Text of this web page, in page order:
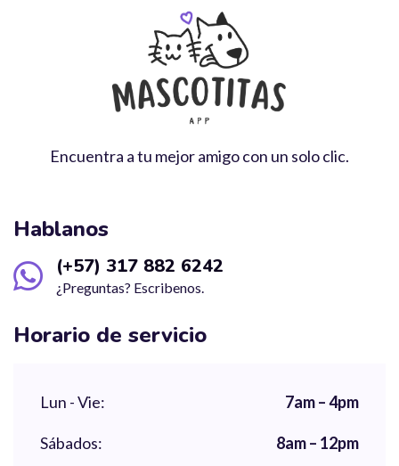
Encuentra a tu mejor amigo con un solo clic.
Hablanos
(+57) 317 882 6242
¿Preguntas? Escribenos.
Horario de servicio
Lun - Vie: 7am – 4pm
Sábados: 8am – 12pm